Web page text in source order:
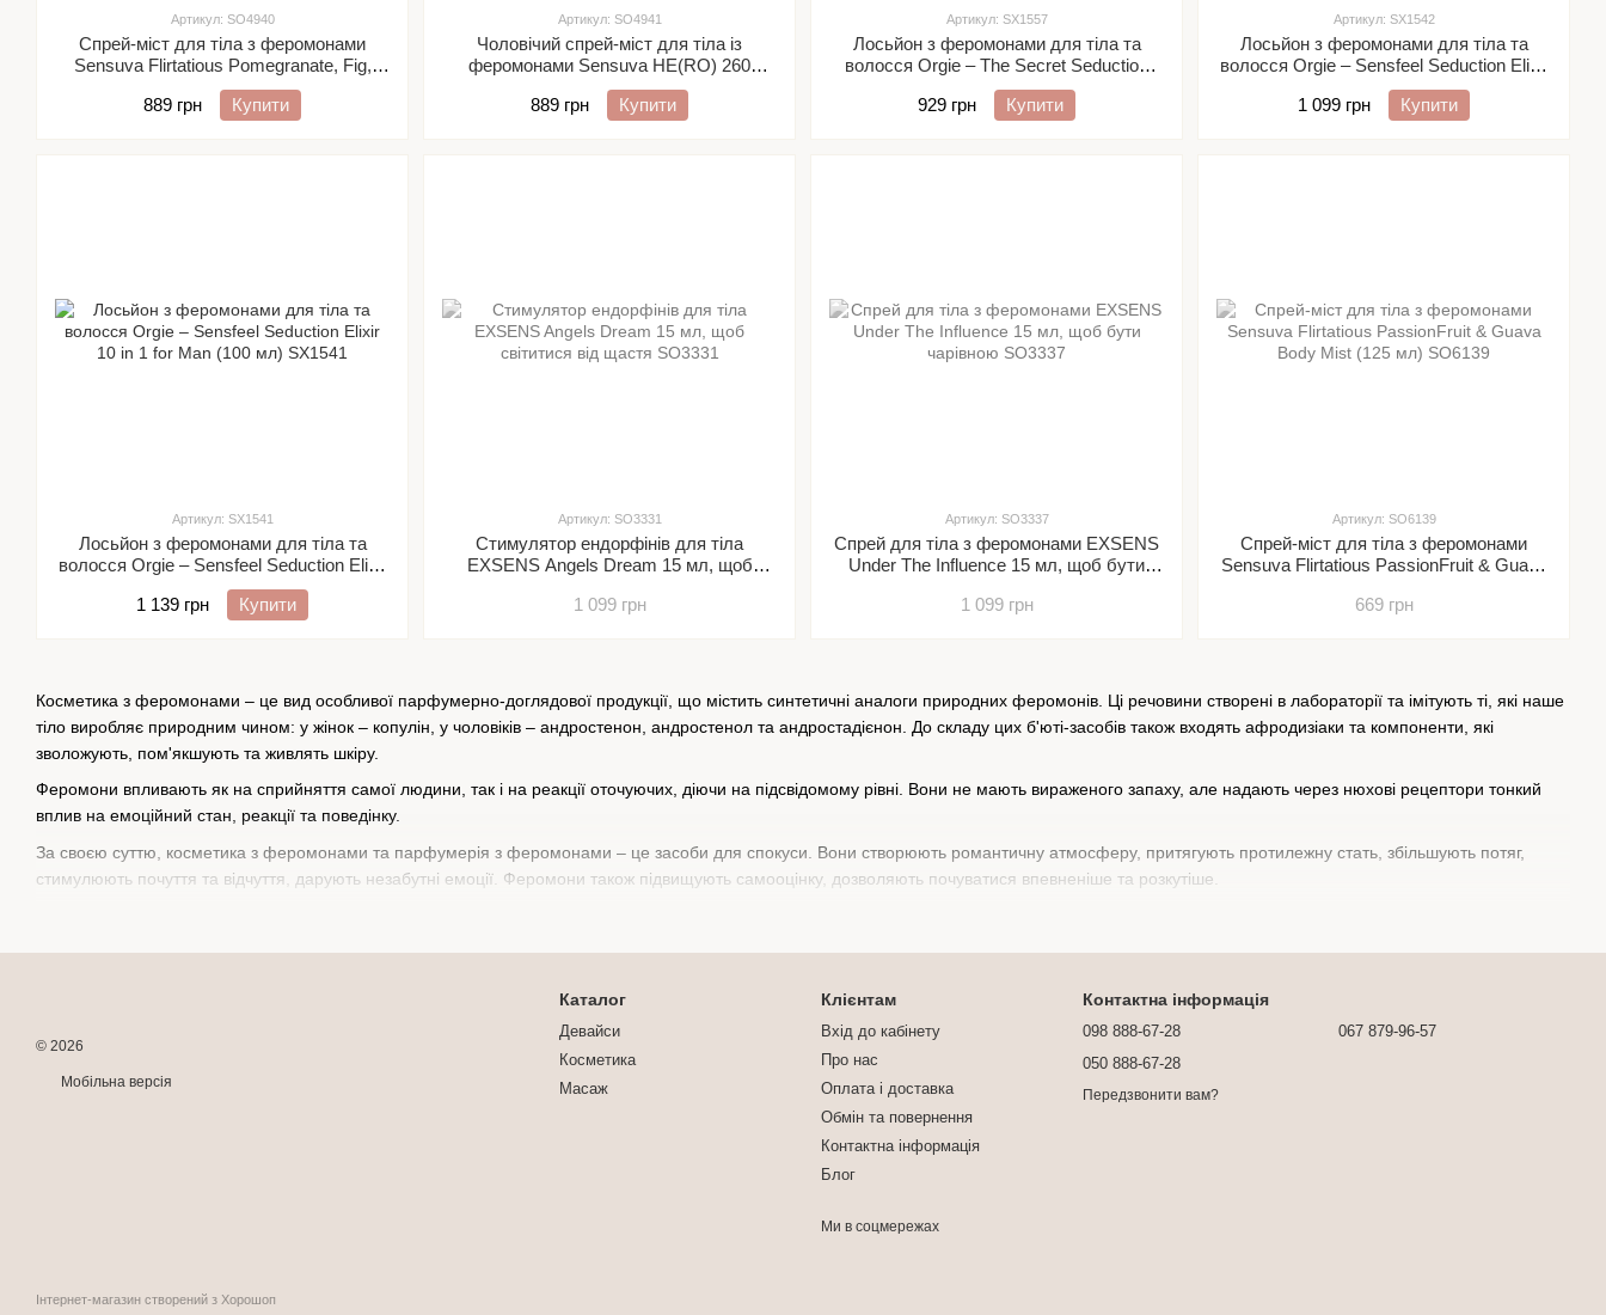
Косметика з феромонами – це вид особливої ​​парфумерно-доглядової продукції, що містить синтетичні аналоги природних феромонів. Ці речовини створені в лабораторії та імітують ті, які наше
тіло виробляє природним чином: у жінок – копулін, у чоловіків – андростенон, андростенол та андростадієнон. До складу цих б'юті-засобів також входять афродизіаки та компоненти, які
зволожують, пом'якшують та живлять шкіру.
Феромони впливають як на сприйняття самої людини, так і на реакції оточуючих, діючи на підсвідомому рівні. Вони не мають вираженого запаху, але надають через нюхові рецептори тонкий
вплив на емоційний стан, реакції та поведінку.
За своєю суттю, косметика з феромонами та парфумерія з феромонами – це засоби для спокуси. Вони створюють романтичну атмосферу, притягують протилежну стать, збільшують потяг,
стимулюють почуття та відчуття, дарують незабутні емоції. Феромони також підвищують самооцінку, дозволяють почуватися впевненіше та розкутіше.
Артикул: SO4940
Спрей-міст для тіла з феромонами
Sensuva Flirtatious Pomegranate, Fig,
Coconut & Plumeria (125 мл)
889 грн
Купити
Артикул: SO4941
Чоловічий спрей-міст для тіла із
феромонами Sensuva HE(RO) 260
Пройняті Body Mist for Him
889 грн
Купити
Артикул: SX1557
Лосьйон з феромонами для тіла та
волосся Orgie – The Secret Seduction
Elixir 10 in 1 (200 мл), для неї
929 грн
Купити
Артикул: SX1542
Лосьйон з феромонами для тіла та
волосся Orgie – Sensfeel Seduction Elixir
10 in 1 for Woman (100 мл)
1 099 грн
Купити
Артикул: SX1541
Лосьйон з феромонами для тіла та
волосся Orgie – Sensfeel Seduction Elixir
10 in 1 for Man (100 мл)
1 139 грн
Купити
Артикул: SO3331
Cтимулятор ендорфінів для тіла
EXSENS Angels Dream 15 мл, щоб
1 099 грн
Артикул: SO3337
Спрей для тіла з феромонами EXSENS
Under The Influence 15 мл, щоб бути
1 099 грн
Артикул: SO6139
Спрей-міст для тіла з феромонами
Sensuva Flirtatious PassionFruit & Guava
669 грн
© 2026
Мобільна версія
Інтернет-магазин створений з Хорошоп
Каталог
Девайси
Косметика
Масаж
Клієнтам
Вхід до кабінету
Про нас
Оплата і доставка
Обмін та повернення
Контактна інформація
Блог
Ми в соцмережах
Контактна інформація
098 888-67-28
050 888-67-28
Передзвонити вам?
067 879-96-57